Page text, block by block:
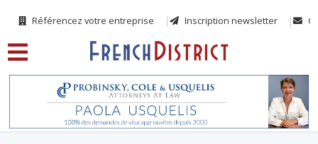
Référencez votre entreprise Inscription newsletter